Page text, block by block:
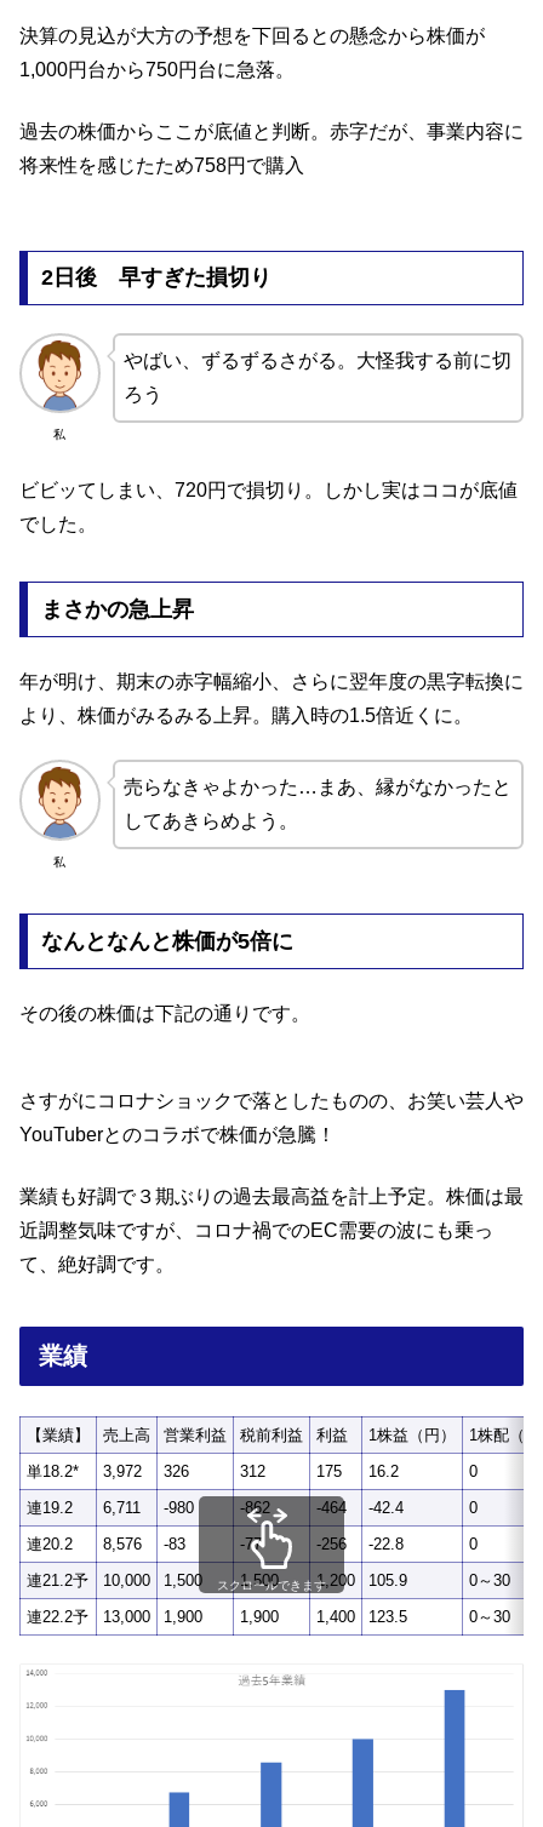
決算の見込が大方の予想を下回るとの懸念から株価が
1,000円台から750円台に急落。
過去の株価からここが底値と判断。赤字だが、事業内容に
将来性を感じたため758円で購入
2日後 早すぎた損切り
私
やばい、ずるずるさがる。大怪我する前に切
ろう
ビビッてしまい、720円で損切り。しかし実はココが底値
でした。
まさかの急上昇
年が明け、期末の赤字幅縮小、さらに翌年度の黒字転換に
より、株価がみるみる上昇。購入時の1.5倍近くに。
私
売らなきゃよかった…まあ、縁がなかったと
してあきらめよう。
なんとなんと株価が5倍に
その後の株価は下記の通りです。
さすがにコロナショックで落としたものの、お笑い芸人や
YouTuberとのコラボで株価が急騰！
業績も好調で３期ぶりの過去最高益を計上予定。株価は最
近調整気味ですが、コロナ禍でのEC需要の波にも乗っ
て、絶好調です。
業績
【業績】 売上高 営業利益 税前利益 利益 1株益（円）
1株配（
単18.2*
3,972 326 312 175 16.2
0
連19.2
6,711 -980 -862 -464 -42.4
0
連20.2
8,576 -83 -77 -256 -22.8
0
連21.2予
10,000 1,500 1,500 1,200 105.9
0～30
連22.2予
13,000 1,900 1,900 1,400 123.5 0～30
スクロールできます